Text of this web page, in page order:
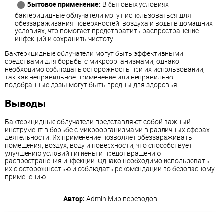
Бытовое применение: В бытовых условиях
бактерицидные облучатели могут использоваться для
обеззараживания поверхностей, воздуха и воды в домашних
условиях, что помогает предотвратить распространение
инфекций и сохранить чистоту.
Бактерицидные облучатели могут быть эффективными
средствами для борьбы с микроорганизмами, однако
необходимо соблюдать осторожность при их использовании,
так как неправильное применение или неправильно
подобранные дозы могут быть вредны для здоровья.
Выводы
Бактерицидные облучатели представляют собой важный
инструмент в борьбе с микроорганизмами в различных сферах
деятельности. Их применение позволяет обеззараживать
помещения, воздух, воду и поверхности, что способствует
улучшению условий гигиены и предотвращению
распространения инфекций. Однако необходимо использовать
их с осторожностью и соблюдать рекомендации по безопасному
применению.
Автор: Admin Мир переводов